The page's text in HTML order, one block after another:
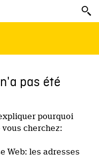
pas été
pourquoi
cherchez:
Web: les adresses